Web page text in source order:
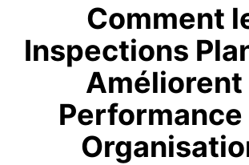
Comment
Inspections
Améliorent
Performance